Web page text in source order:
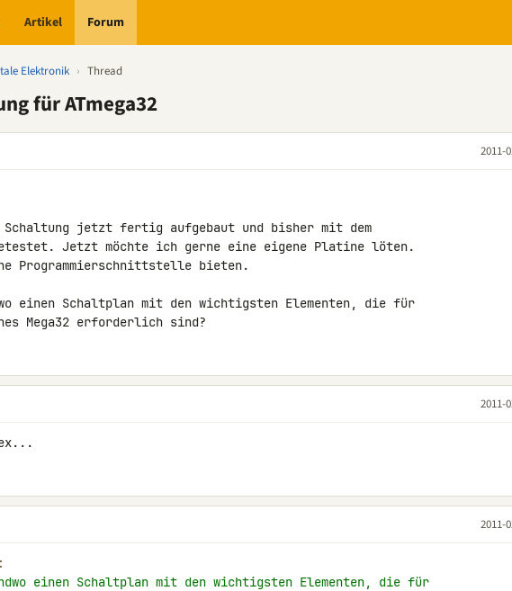
Artikel Forum
Elektronik › Thread
für ATmega32
2011-
Schaltung jetzt fertig aufgebaut und bisher mit dem
Jetzt möchte ich gerne eine eigene Platine löten.
Programmierschnittstelle bieten.
einen Schaltplan mit den wichtigsten Elementen, die für
Mega32 erforderlich sind?
2011-
2011-
einen Schaltplan mit den wichtigsten Elementen, die für